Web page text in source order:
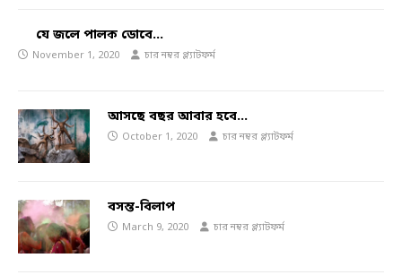
যে জলে পালক ডোবে…
November 1, 2020 চার নম্বর প্ল্যাটফর্ম
আসছে বছর আবার হবে…
October 1, 2020 চার নম্বর প্ল্যাটফর্ম
বসন্ত-বিলাপ
March 9, 2020 চার নম্বর প্ল্যাটফর্ম